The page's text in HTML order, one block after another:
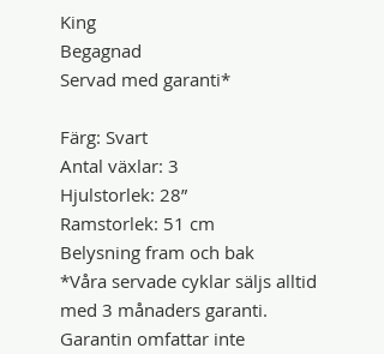
King
Begagnad
Servad med garanti*
Färg: Svart
Antal växlar: 3
Hjulstorlek: 28”
Ramstorlek: 51 cm
Belysning fram och bak
*Våra servade cyklar säljs alltid
med 3 månaders garanti.
Garantin omfattar inte